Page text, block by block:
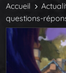
Accueil
questions-